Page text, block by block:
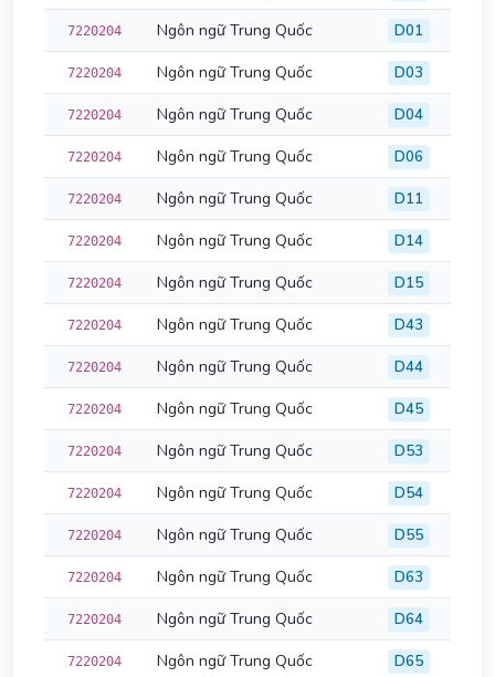
7220204 Ngôn ngữ Trung Quốc D01
7220204 Ngôn ngữ Trung Quốc D03
7220204 Ngôn ngữ Trung Quốc D04
7220204 Ngôn ngữ Trung Quốc D06
7220204 Ngôn ngữ Trung Quốc D11
7220204 Ngôn ngữ Trung Quốc D14
7220204 Ngôn ngữ Trung Quốc D15
7220204 Ngôn ngữ Trung Quốc D43
7220204 Ngôn ngữ Trung Quốc D44
7220204 Ngôn ngữ Trung Quốc D45
7220204 Ngôn ngữ Trung Quốc D53
7220204 Ngôn ngữ Trung Quốc D54
7220204 Ngôn ngữ Trung Quốc D55
7220204 Ngôn ngữ Trung Quốc D63
7220204 Ngôn ngữ Trung Quốc D64
7220204 Ngôn ngữ Trung Quốc D65